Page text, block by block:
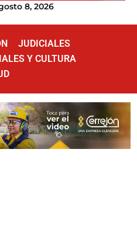
8, 2026
JUDICIALES
Y CULTURA